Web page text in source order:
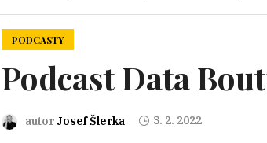
PODCASTY
Podcast Data
autor Josef Šlerka 3. 2. 2022